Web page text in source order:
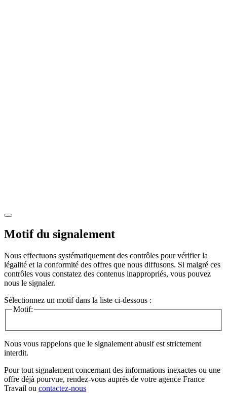
Motif du signalement
Nous effectuons systématiquement des contrôles pour vérifier la
légalité et la conformité des offres que nous diffusons. Si malgré ces
contrôles vous constatez des contenus inappropriés, vous pouvez
nous le signaler.
Sélectionnez un motif dans la liste ci-dessous :
Motif:
Nous vous rappelons que le signalement abusif est strictement
interdit.
Pour tout signalement concernant des informations inexactes ou une
offre déjà pourvue, rendez-vous auprès de votre agence France
Travail ou contactez-nous